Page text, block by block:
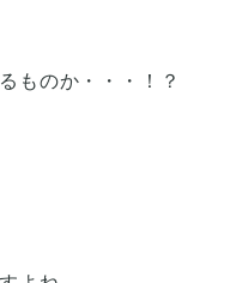
ものか・・・！？